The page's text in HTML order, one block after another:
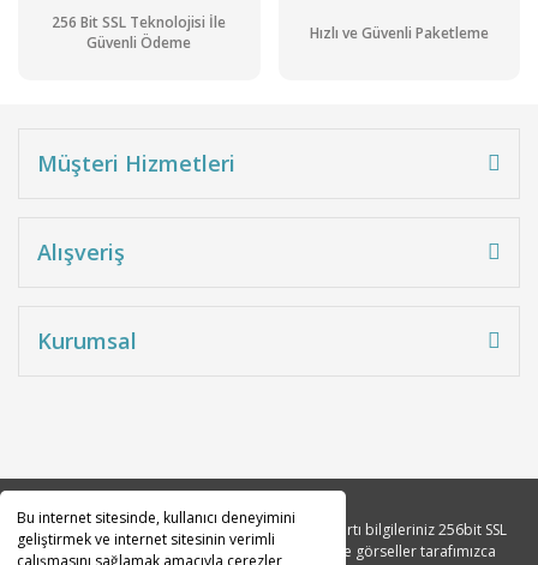
Bu internet sitesinde, kullanıcı deneyimini
geliştirmek ve internet sitesinin verimli
256 Bit SSL Teknolojisi İle
Güvenli Ödeme
Hızlı ve Güvenli Paketleme
Müşteri Hizmetleri
Alışveriş
Kurumsal
Copyright 2010© Tüm hakları saklıdır. Kredi kartı bilgileriniz 256bit SSL
sertifikası ile korunmaktadır. Tüm açıklama ve görseller tarafımızca